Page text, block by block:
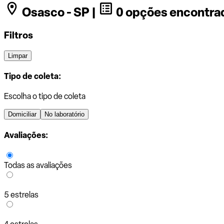
Osasco - SP | 0 opções
Filtros
Limpar
Tipo de coleta:
Escolha o tipo de coleta
Domiciliar No laboratório
Avaliações:
Todas as avaliações
5 estrelas